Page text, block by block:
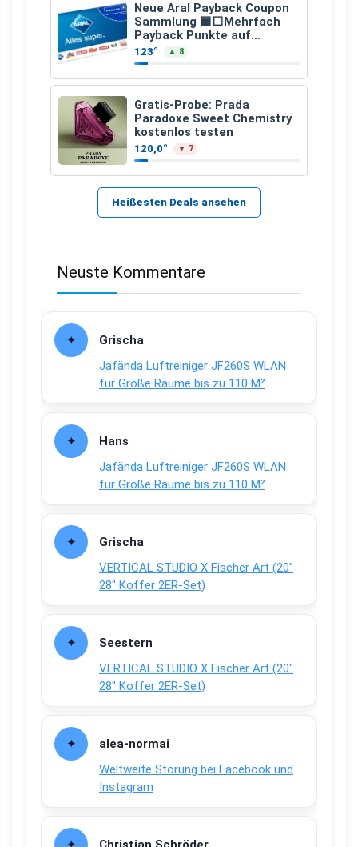
Neue Aral Payback Coupon
Sammlung 🟦⬜Mehrfach
Payback Punkte auf
Kraftstoffe und Erdgas
123° ▲ 8
Gratis-Probe: Prada
Paradoxe Sweet Chemistry
kostenlos testen
120,0° ▼ 7
Heißesten Deals ansehen
Neuste Kommentare
Grischa
Jafända Luftreiniger JF260S WLAN
für Große Räume bis zu 110 M²
Hans
Jafända Luftreiniger JF260S WLAN
für Große Räume bis zu 110 M²
Grischa
VERTICAL STUDIO X Fischer Art (20″
28″ Koffer 2ER-Set)
Seestern
VERTICAL STUDIO X Fischer Art (20″
28″ Koffer 2ER-Set)
alea-normai
Weltweite Störung bei Facebook und
Instagram